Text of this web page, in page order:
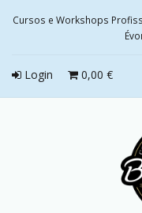
Cursos e Workshops
Login 0,00 €